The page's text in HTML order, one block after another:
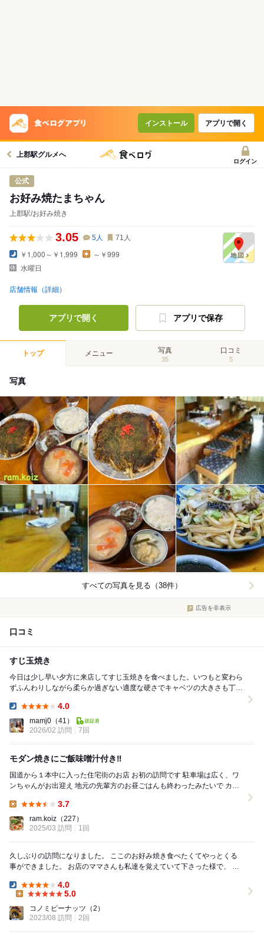
インストール アプリで開く
上郡駅グルメへ
ログイン
公式
お好み焼たまちゃん
上郡駅/お好み焼き
3.05 5人 71 人
￥1,000～￥1,999
～￥999
水曜日
店舗情報（詳細）
アプリで開く アプリで保存
トップ メニュー 写真
35
口コミ
5
写真
すべての写真を見る（38件）
広告を非表示
口コミ
すじ玉焼き
今日は少し早い夕方に来店してすじ玉焼きを食べました。いつもと変わら
ずふんわりしながら柔らか過ぎない適度な硬さでキャベツの大きさも丁度
4.0
mamj0 （41）
2026/02 訪問
7回
モダン焼きにご飯味噌汁付き‼️
国道から１本中に入った住宅街のお店 お初の訪問です 駐車場は広く、ワ
ンちゃんがお出迎え 地元の先輩方のお昼ごはんも終わったみたいで カウ
3.7
ram.koiz （227）
2025/03 訪問
1回
久しぶりの訪問になりました。 ここのお好み焼き食べたくてやっとくる
事ができました。 お店のママさんも私達を覚えていて下さった様で、 ち
Dinner:
4.0
5.0
コノミピーナッツ （2）
2023/08 訪問
2回